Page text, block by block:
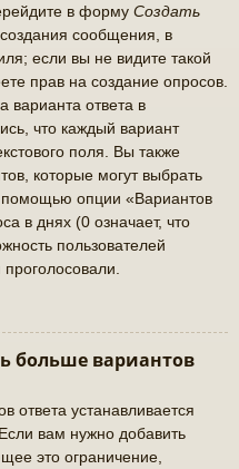
в форму Создать
сообщения, в
если вы не видите такой
прав на создание опросов.
варианта ответа в
что каждый вариант
поля. Вы также
которые могут выбрать
помощью опции «Вариантов
в днях (0 означает, что
пользователей
больше вариантов
ответа устанавливается
вам нужно добавить
это ограничение,